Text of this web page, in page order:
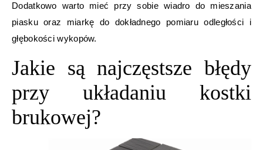
Dodatkowo warto mieć przy sobie wiadro do mieszania
piasku oraz miarkę do dokładnego pomiaru odległości i
głębokości wykopów.
Jakie są najczęstsze błędy
przy układaniu kostki
brukowej?